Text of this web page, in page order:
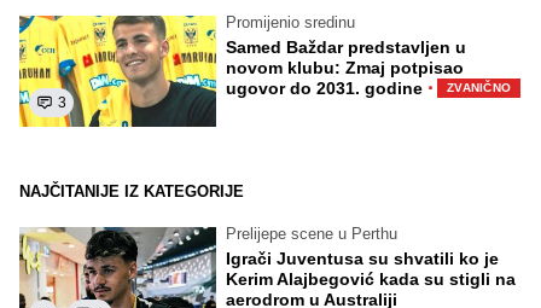
3
Promijenio sredinu
Samed Baždar predstavljen u
novom klubu: Zmaj potpisao
ugovor do 2031. godine · ZVANIČNO
NAJČITANIJE IZ KATEGORIJE
Prelijepe scene u Perthu
Igrači Juventusa su shvatili ko je
Kerim Alajbegović kada su stigli na
aerodrom u Australiji